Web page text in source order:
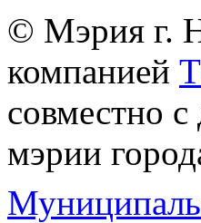
© Мэрия г.
компанией
совместно
мэрии